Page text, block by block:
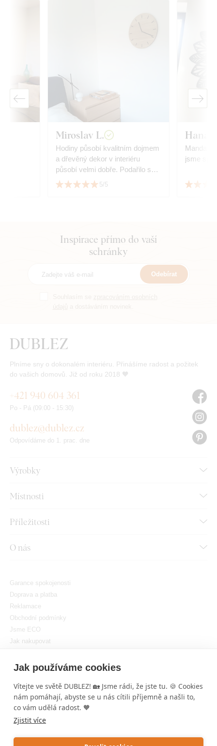
Jak používáme cookies
Vítejte ve světě DUBLEZ! 🏡 Jsme rádi, že jste tu. 🍪 Cookies
nám pomáhají, abyste se u nás cítili příjemně a našli to,
co vám udělá radost. 🧡
Zjistit více
Miroslav L.
Hodiny působí kvalitním dojmem
a dřevěný dekor v interiéru
působí velmi dobře. Podařilo se
sladit s dekorem podlahy.
5/5
Hana
Mandala
jsme
Inspirace přímo do vaší
schránky
Odebírat
Plníme sny o dokonalém interiéru. Přinášíme radost a požitek
do vašich domovů. Již od roku 2018 🧡
Výrobky
Místnosti
Příležitosti
O nás
+421 940 604 361
Po - Pá (09:00 - 15:30)
dublez@dublez.cz
Odpovídáme do 1. prac. dne
Garance spokojenosti
Doprava a platba
Reklamace
Obchodní podmínky
Jsme ECO
Jak nakupovat
Nastavit cookies
Tvorba výkonných internetových obchodů odRIESENIA